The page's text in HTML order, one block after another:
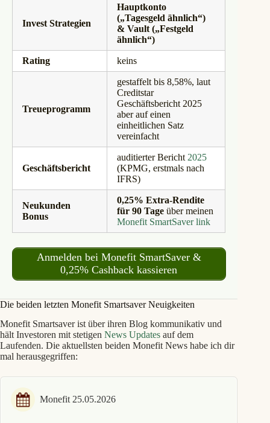
Invest Strategien
Hauptkonto
(„Tagesgeld ähnlich“)
& Vault („Festgeld
ähnlich“)
Rating keins
Treueprogramm
gestaffelt bis 8,58%, laut
Creditstar
Geschäftsbericht 2025
aber auf einen
einheitlichen Satz
vereinfacht
Geschäftsbericht
auditierter Bericht 2025
(KPMG, erstmals nach
IFRS)
Neukunden
Bonus
0,25% Extra-Rendite
für 90 Tageüber meinen
Monefit SmartSaver link
Anmelden bei Monefit SmartSaver &
0,25% Cashback kassieren
Die beiden letzten Monefit Smartsaver Neuigkeiten
Monefit Smartsaver ist über ihren Blog kommunikativ und
hält Investoren mit stetigen News Updates auf dem
Laufenden. Die aktuellsten beiden Monefit News habe ich dir
mal herausgegriffen:
Monefit 25.05.2026